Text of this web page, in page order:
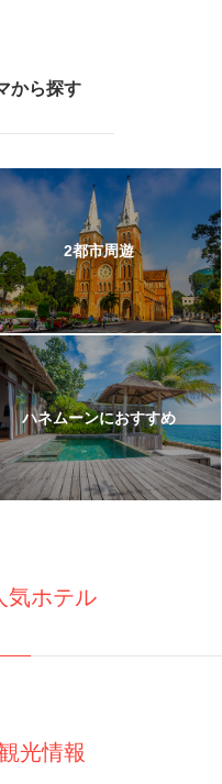
プール付きヴィラステ
利用無料 ・「KISS OF THE
高級ブランドホテルに滞
迎付き＞
円
お財布いらずのオールイ
円
リゾート「ニューワール
コック リゾート」泊
から探す
2都市周遊
ハネムーンにおすすめ
気ホテル
光情報